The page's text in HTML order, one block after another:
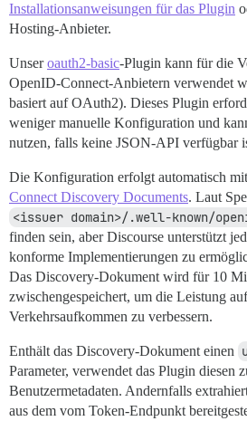
Installationsanweisungen für das Plugin
Hosting-Anbieter.
Unseroauth2-basic-Plugin kann für die
OpenID-Connect-Anbietern verwendet
basiert auf OAuth2). Dieses Plugin
weniger manuelle Konfiguration und
nutzen, falls keine JSON-API verfügbar
Die Konfiguration erfolgt automatisch
Connect Discovery Documents. Laut
<issuer domain>/.well-known/
finden sein, aber Discourse unterstützt
konforme Implementierungen zu
Das Discovery-Dokument wird für 10
zwischengespeichert, um die Leistung
Verkehrsaufkommen zu verbessern.
Enthält das Discovery-Dokument einen
Parameter, verwendet das Plugin diesen
Benutzermetadaten. Andernfalls
aus dem vom Token-Endpunkt